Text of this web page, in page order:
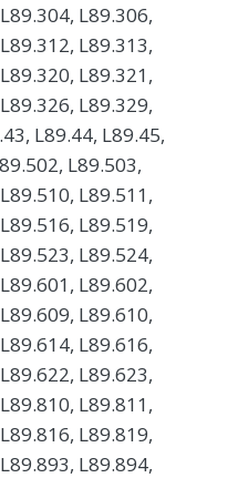
L89.306,
L89.313,
L89.321,
L89.329,
L89.44, L89.45,
L89.503,
L89.511,
L89.519,
L89.524,
L89.602,
L89.610,
L89.616,
L89.623,
L89.811,
L89.819,
L89.894,